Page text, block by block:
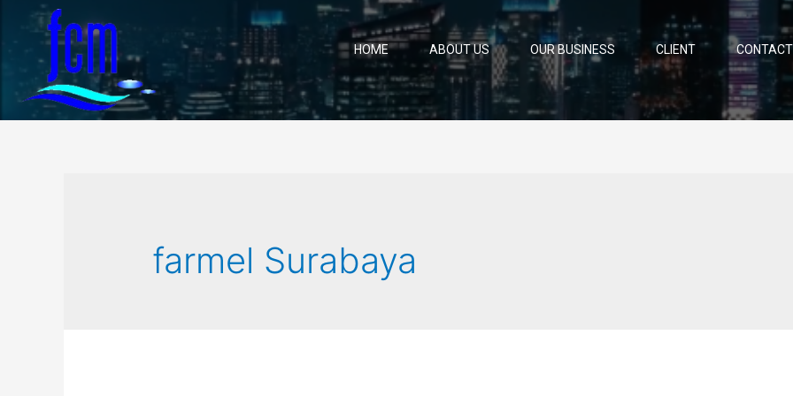
HOME ABOUT US OUR BUSINESS CLIENT
farmel Surabaya